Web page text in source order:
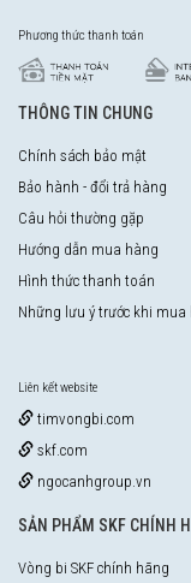
Phương thức thanh toán
THÔNG TIN CHUNG
Chính sách bảo mật
Bảo hành - đổi trả hàng
Câu hỏi thường gặp
Hướng dẫn mua hàng
Hình thức thanh toán
Những lưu ý trước khi mua
Liên kết website
timvongbi.com
skf.com
ngocanhgroup.vn
SẢN PHẨM SKF CHÍNH
Vòng bi SKF chính hãng